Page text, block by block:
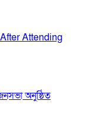
Attending
অনুষ্ঠিত